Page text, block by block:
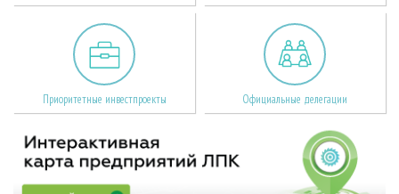
Приоритетные инвестпроекты Официальные делегации